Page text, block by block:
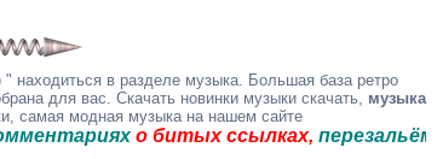
находиться в разделе музыка. Большая база ретро
для вас. Скачать новинки музыки скачать, музыка
самая модная музыка на нашем сайте
о битых ссылках,перезальём быстро.